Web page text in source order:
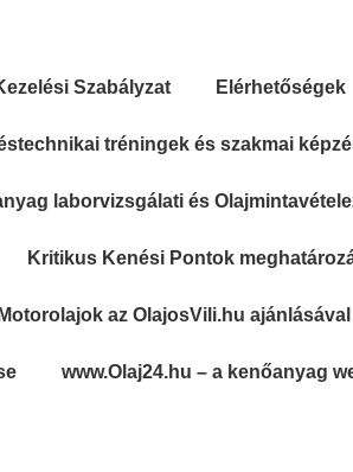
Szabályzat Elérhetőségek
tréningek és szakmai
laborvizsgálati és
Kritikus Kenési Pontok
Motorolajok az OlajosVili.hu ajánlásával
www.Olaj24.hu – a kenőanyag